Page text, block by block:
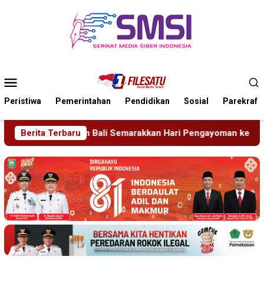
Mobile
Peristiwa Pemerintahan Pendidikan Sosial Parekraf
Berita Terbaru
Hari Pengayoman ke-81 Tragedi Proyek